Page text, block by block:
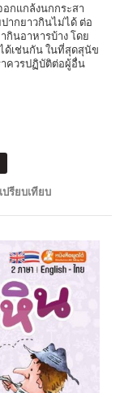
กแกล้งนกกระสา
ากยาวกินไม่ได้ ต่อ
กินอาหารบ้าง โดย
ด้เช่นกัน ในที่สุดสุนัข
ควรปฏิบัติต่อผู้อื่น
ปรียบเทียบ